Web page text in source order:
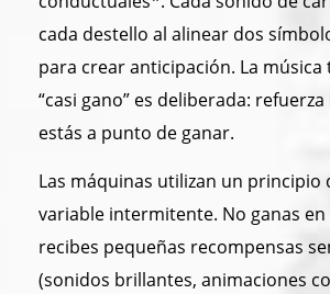
cada destello al alinear dos
para crear anticipación. La
“casi gano” es deliberada:
estás a punto de ganar.
Las máquinas utilizan un principio
variable intermitente. No ganas
recibes pequeñas recompensas
(sonidos brillantes, animaciones